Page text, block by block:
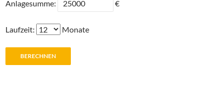
Anlagesumme: €
Laufzeit: Monate